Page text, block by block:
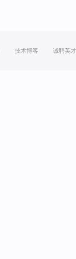
技术博客 诚聘英才